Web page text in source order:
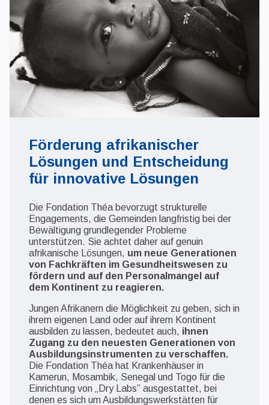
Förderung afrikanischer
Lösungen und Entscheidung
für innovative Lösungen
Die Fondation Théa bevorzugt strukturelle
Engagements, die Gemeinden langfristig bei der
Bewältigung grundlegender Probleme
unterstützen. Sie achtet daher auf genuin
afrikanische Lösungen, um neue Generationen
von Fachkräften im Gesundheitswesen zu
fördern und auf den Personalmangel auf
dem Kontinent zu reagieren.
Jungen Afrikanern die Möglichkeit zu geben, sich in
ihrem eigenen Land oder auf ihrem Kontinent
ausbilden zu lassen, bedeutet auch, ihnen
Zugang zu den neuesten Generationen von
Ausbildungsinstrumenten zu verschaffen.
Die Fondation Théa hat Krankenhäuser in
Kamerun, Mosambik, Senegal und Togo für die
Einrichtung von „Dry Labs” ausgestattet, bei
denen es sich um Ausbildungswerkstätten für